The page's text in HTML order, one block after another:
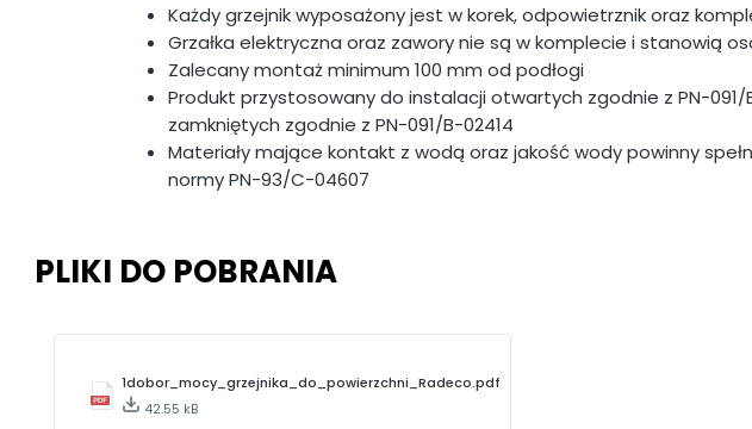
Każdy grzejnik wyposażony jest w korek, odpowietrznik oraz
Grzałka elektryczna oraz zawory nie są w komplecie i stanowią
Zalecany montaż minimum 100 mm od podłogi
Produkt przystosowany do instalacji otwartych zgodnie z PN-091/
zamkniętych zgodnie z PN-091/B-02414
Materiały mające kontakt z wodą oraz jakość wody powinny
normy PN-93/C-04607
PLIKI DO POBRANIA
1dobor_mocy_grzejnika_do_powierzchni_Radeco.pdf
42.55 kB